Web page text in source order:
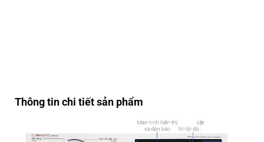
Thông tin chi tiết sản phẩm